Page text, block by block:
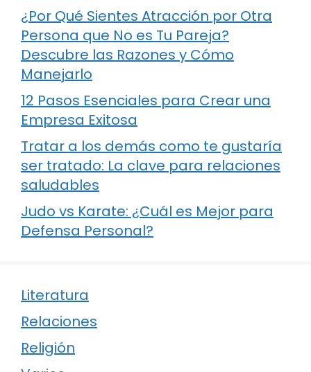
¿Por Qué Sientes Atracción por Otra
Persona que No es Tu Pareja?
Descubre las Razones y Cómo
Manejarlo
12 Pasos Esenciales para Crear una
Empresa Exitosa
Tratar a los demás como te gustaría
ser tratado: La clave para relaciones
saludables
Judo vs Karate: ¿Cuál es Mejor para
Defensa Personal?
Literatura
Relaciones
Religión